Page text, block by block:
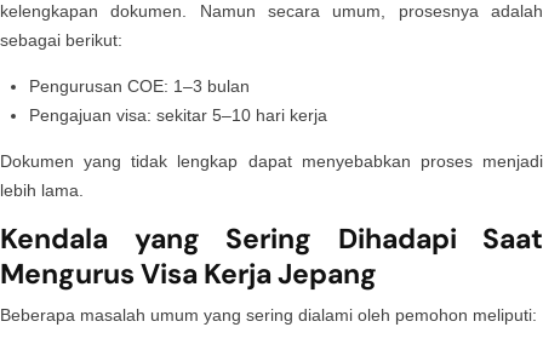
kelengkapan dokumen. Namun secara umum, prosesnya adalah
sebagai berikut:
Pengurusan COE: 1–3 bulan
Pengajuan visa: sekitar 5–10 hari kerja
Dokumen yang tidak lengkap dapat menyebabkan proses menjadi
lebih lama.
Kendala yang Sering Dihadapi Saat
Mengurus Visa Kerja Jepang
Beberapa masalah umum yang sering dialami oleh pemohon meliputi: